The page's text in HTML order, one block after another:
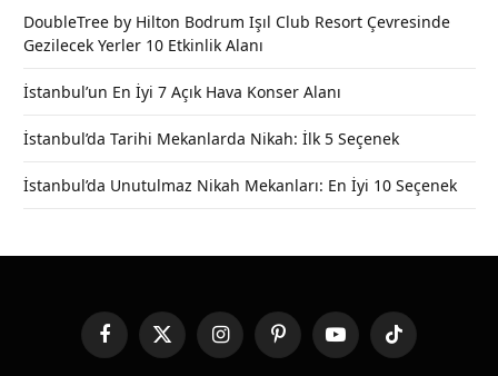
DoubleTree by Hilton Bodrum Işıl Club Resort Çevresinde
Gezilecek Yerler 10 Etkinlik Alanı
İstanbul’un En İyi 7 Açık Hava Konser Alanı
İstanbul’da Tarihi Mekanlarda Nikah: İlk 5 Seçenek
İstanbul’da Unutulmaz Nikah Mekanları: En İyi 10 Seçenek
FacebookX
(Twitter)
InstagramPinterestYouTubeTikTok